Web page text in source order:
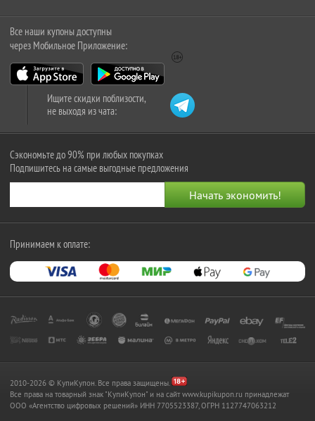
Все наши купоны доступны
через Мобильное Приложение:
Ищите скидки поблизости,
не выходя из чата:
Сэкономьте до 90% при любых покупках
Подпишитесь на самые выгодные предложения
Принимаем к оплате:
2010-2026 © КупиКупон. Все права защищены.
Все права на товарный знак "КупиКупон" и на сайт www.kupikupon.ru принадлежат
OOO «Агентство цифровых решений» ИНН 7705523387, ОГРН 1127747063212